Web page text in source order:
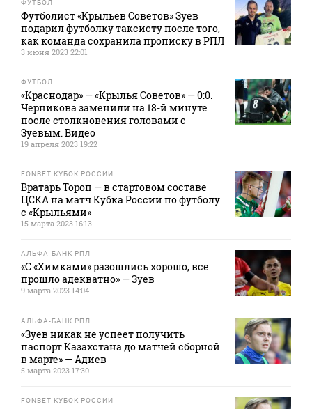
ФУТБОЛ
Футболист «Крыльев Советов» Зуев
подарил футболку таксисту после того,
как команда сохранила прописку в РПЛ
3 июня 2023 22:01
ФУТБОЛ
«Краснодар» — «Крылья Советов» — 0:0.
Черникова заменили на 18-й минуте
после столкновения головами с
Зуевым. Видео
19 апреля 2023 19:22
FONBET КУБОК РОССИИ
Вратарь Тороп — в стартовом составе
ЦСКА на матч Кубка России по футболу
с «Крыльями»
15 марта 2023 16:13
АЛЬФА-БАНК РПЛ
«С «Химками» разошлись хорошо, все
прошло адекватно» — Зуев
9 марта 2023 14:04
АЛЬФА-БАНК РПЛ
«Зуев никак не успеет получить
паспорт Казахстана до матчей сборной
в марте» — Адиев
5 марта 2023 17:30
FONBET КУБОК РОССИИ